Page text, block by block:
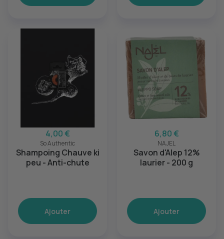
4,00 €
So Authentic
Shampoing Chauve ki
peu - Anti-chute
Ajouter
6,80 €
NAJEL
Savon d'Alep 12%
laurier - 200 g
Ajouter